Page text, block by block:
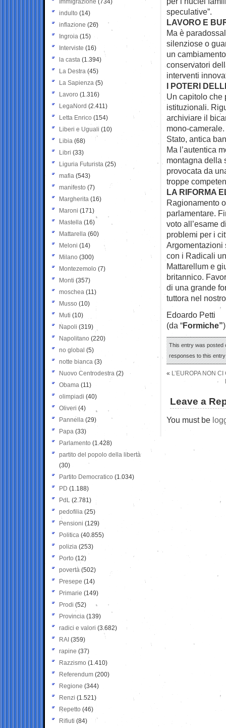
speculative”.
LAVORO E
Ma è
silenziose o
un
conservatori
interventi
I POTERI
Un capitolo che
istituzionali.
archiviare il
mono-
Stato, antica
Ma l’autentica
montagna della
provocata da
troppe
LA RIFORMA
Ragionamento
parlamentare.
voto all’esame
problemi per i
Argomentazioni
con i Radicali
Mattarellum e
britannico.
di una grande
tuttora nel
Edoardo Petti
(da “Formiche”)
This entry was posted
responses to this
« L’EUROPA NON
Leave a
You must be
Immigrazione (734)
indulto (14)
inflazione (26)
Ingroia (15)
Interviste (16)
la casta (1.394)
La Destra (45)
La Sapienza (5)
Lavoro (1.316)
LegaNord (2.411)
Letta Enrico (154)
Liberi e Uguali (10)
Libia (68)
Libri (33)
Liguria Futurista (25)
mafia (543)
manifesto (7)
Margherita (16)
Maroni (171)
Mastella (16)
Mattarella (60)
Meloni (14)
Milano (300)
Montezemolo (7)
Monti (357)
moschea (11)
Musso (10)
Muti (10)
Napoli (319)
Napolitano (220)
no global (5)
notte bianca (3)
Nuovo Centrodestra (2)
Obama (11)
olimpiadi (40)
Oliveri (4)
Pannella (29)
Papa (33)
Parlamento (1.428)
partito del popolo della libertà
(30)
Partito Democratico (1.034)
PD (1.188)
PdL (2.781)
pedofilia (25)
Pensioni (129)
Politica (40.855)
polizia (253)
Porto (12)
povertà (502)
Presepe (14)
Primarie (149)
Prodi (52)
Provincia (139)
radici e valori (3.682)
RAI (359)
rapine (37)
Razzismo (1.410)
Referendum (200)
Regione (344)
Renzi (1.521)
Repetto (46)
Rifiuti (84)